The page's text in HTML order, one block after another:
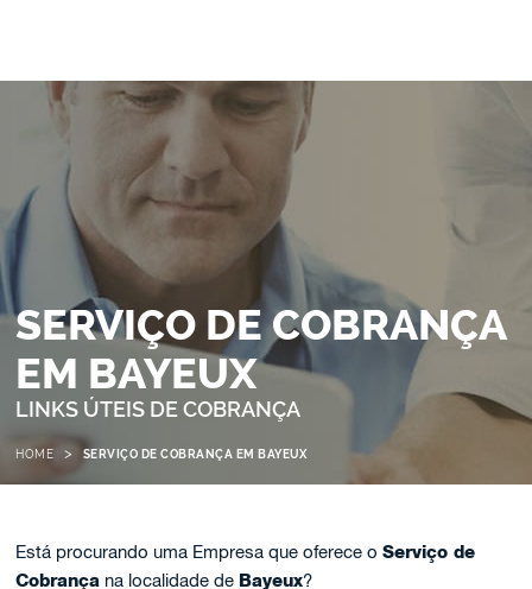
SERVIÇO DE COBRANÇA
EM BAYEUX
LINKS ÚTEIS DE COBRANÇA
HOME > SERVIÇO DE COBRANÇA EM BAYEUX
Está procurando uma Empresa que oferece oServiço de
Cobrança na localidade de Bayeux?